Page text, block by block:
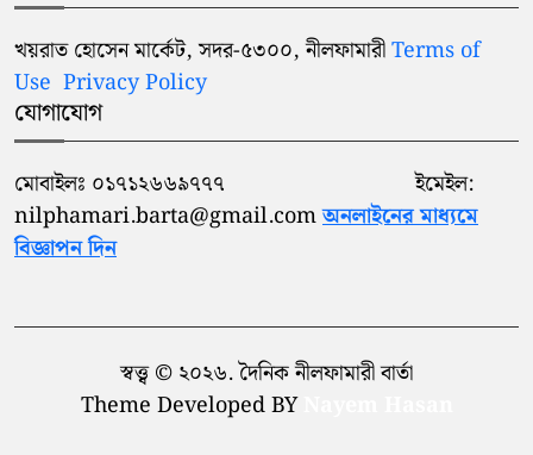
খয়রাত হোসেন মার্কেট, সদর-৫৩০০, নীলফামারীTerms of
Use Privacy Policy
যোগাযোগ
মোবাইলঃ ০১৭১২৬৬৯৭৭৭ ইমেইল:
nilphamari.barta@gmail.comঅনলাইনের মাধ্যমে
বিজ্ঞাপন দিন
স্বত্ত্ব © ২০২৬. দৈনিক নীলফামারী বার্তা
Theme Developed BY